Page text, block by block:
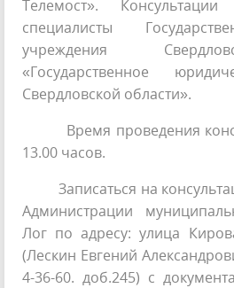
Телемост».
специалисты
учреждения
«Государственное
Свердловской области».
Время проведения
13.00 часов.
Записаться на
Администрации
Лог по адресу: улица
(Лескин Евгений
4-36-60. доб.245) с